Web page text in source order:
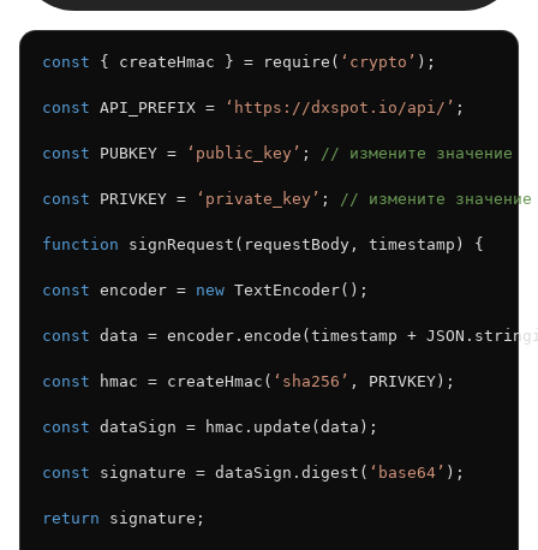
const { createHmac } = require( ‘crypto’ );
const API_PREFIX = ‘https://dxspot.io/api/’ ;
const PUBKEY = ‘public_key’ ; // измените значение
const PRIVKEY = ‘private_key’ ; // измените значение
function signRequest(requestBody, timestamp) {
const encoder = new TextEncoder();
const data = encoder.encode(timestamp +
const hmac = createHmac( ‘sha256’ , PRIVKEY);
const dataSign = hmac.update(data);
const signature = dataSign.digest( ‘base64’ );
return signature;